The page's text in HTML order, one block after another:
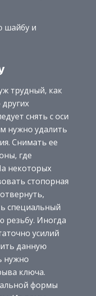
шайбу и
трудный, как
снять с оси
нужно удалить
Снимать ее
где
некоторых
стопорная
специальный
резьбу. Иногда
усилий
данную
нужно
ключа.
формы